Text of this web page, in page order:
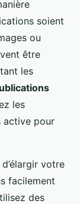
soient
ou
être
les
les
active pour
votre
facilement
des